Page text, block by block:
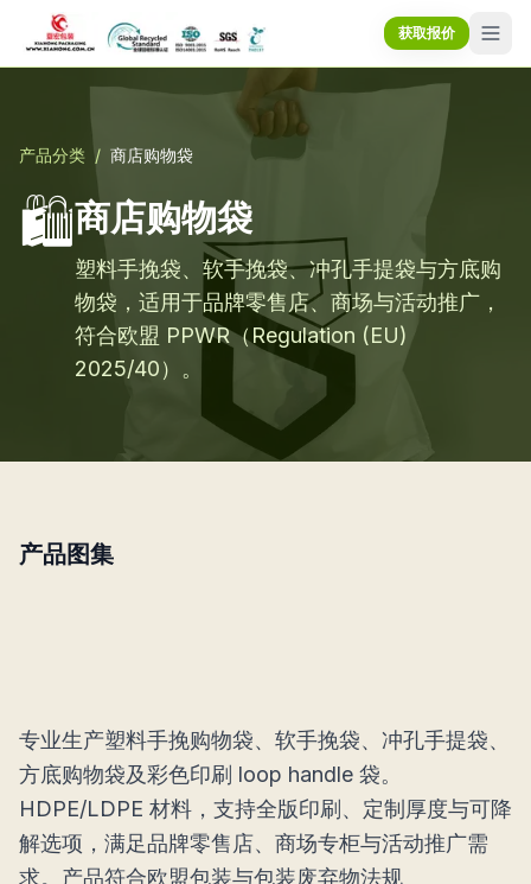
获取报价
产品分类 / 商店购物袋
🛍️商店购物袋
塑料手挽袋、软手挽袋、冲孔手提袋与方底购
物袋，适用于品牌零售店、商场与活动推广，
符合欧盟 PPWR（Regulation (EU)
2025/40）。
产品图集
专业生产塑料手挽购物袋、软手挽袋、冲孔手提袋、
方底购物袋及彩色印刷 loop handle 袋。
HDPE/LDPE 材料，支持全版印刷、定制厚度与可降
解选项，满足品牌零售店、商场专柜与活动推广需
求。产品符合欧盟包装与包装废弃物法规